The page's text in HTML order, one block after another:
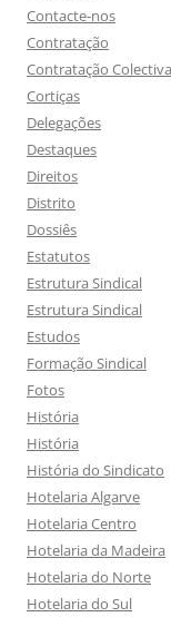
Contacte-nos
Contratação
Contratação Colectiva
Cortiças
Delegações
Destaques
Direitos
Distrito
Dossiês
Estatutos
Estrutura Sindical
Estrutura Sindical
Estudos
Formação Sindical
Fotos
História
História
História do Sindicato
Hotelaria Algarve
Hotelaria Centro
Hotelaria da Madeira
Hotelaria do Norte
Hotelaria do Sul